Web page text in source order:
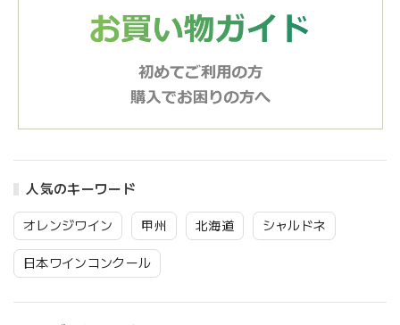
人気のキーワード
オレンジワイン 甲州 北海道 シャルドネ
日本ワインコンクール